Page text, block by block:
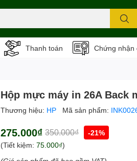
Thanh toán Chứng nhận
Hộp mực máy in 26A Back
Thương hiệu: HP Mã sản phẩm:
275.000₫ 350.000₫
-21%
(Tiết kiệm:75.000₫)